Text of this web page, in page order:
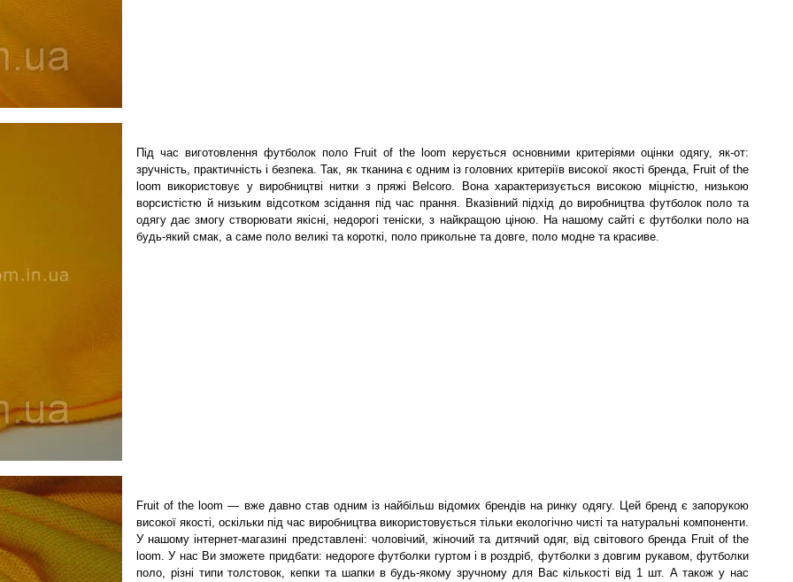
Під час виготовлення футболок поло Fruit of the loom керується основними критеріями оцінки одягу, як-от:
зручність, практичність і безпека. Так, як тканина є одним із головних критеріїв високої якості бренда, Fruit of the
loom використовує у виробництві нитки з пряжі Belcoro. Вона характеризується високою міцністю, низькою
ворсистістю й низьким відсотком зсідання під час прання. Вказівний підхід до виробництва футболок поло та
одягу дає змогу створювати якісні, недорогі теніски, з найкращою ціною. На нашому сайті є футболки поло на
будь-який смак, а саме поло великі та короткі, поло прикольне та довге, поло модне та красиве.
Fruit of the loom — вже давно став одним із найбільш відомих брендів на ринку одягу. Цей бренд є запорукою
високої якості, оскільки під час виробництва використовується тільки екологічно чисті та натуральні компоненти.
У нашому інтернет-магазині представлені: чоловічий, жіночий та дитячий одяг, від світового бренда Fruit of the
loom. У нас Ви зможете придбати: недороге футболки гуртом і в роздріб, футболки з довгим рукавом, футболки
поло, різні типи толстовок, кепки та шапки в будь-якому зручному для Вас кількості від 1 шт. А також у нас